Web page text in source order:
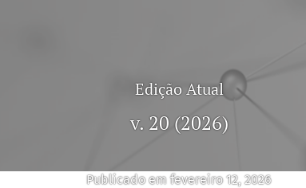
Edição Atual
v. 20 (2026)
Publicado em fevereiro 12, 2026